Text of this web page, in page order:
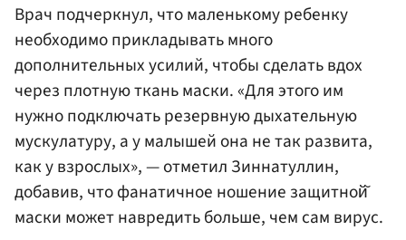
Врач подчеркнул, что маленькому ребенку
необходимо прикладывать много
дополнительных усилий, чтобы сделать вдох
через плотную ткань маски. «Для этого им
нужно подключать резервную дыхательную
мускулатуру, а у малышей она не так развита,
как у взрослых», — отметил Зиннатуллин,
добавив, что фанатичное ношение защитной̆
маски может навредить больше, чем сам вирус.